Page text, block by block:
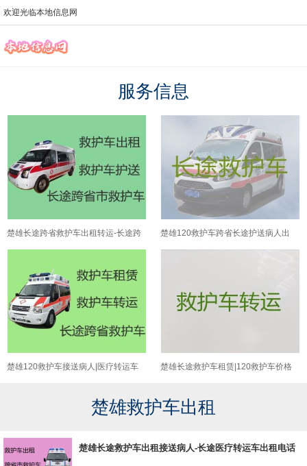
欢迎光临本地信息网
服务信息
楚雄长途跨省救护车出租转运-长途跨
省救护车转运24小时服务电话
楚雄120救护车跨省长途护送病人出
院-120救护车转运怎么收费
楚雄120救护车接送病人|医疗转运车
楚雄长途救护车租赁|120救护车价格
楚雄救护车出租
楚雄长途救护车出租接送病人-长途医疗转运车出租电话